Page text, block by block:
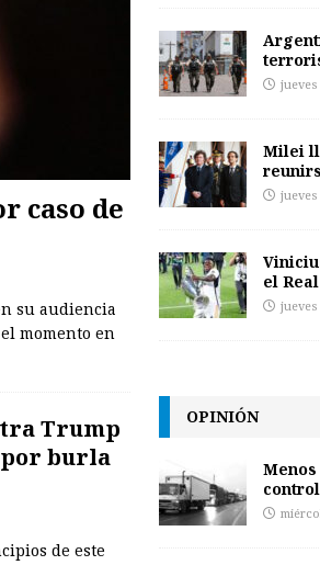
caso de
su audiencia
momento en
Trump
por burla
de este
jueves
Milei
jueves
el
jueves
OPINIÓN